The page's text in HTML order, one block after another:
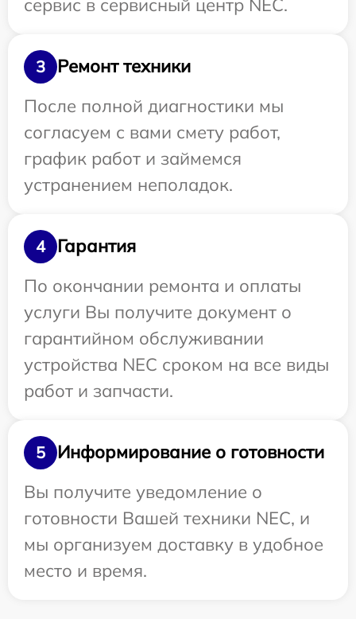
3
Ремонт техники
После полной диагностики мы
согласуем с вами смету работ,
график работ и займемся
устранением неполадок.
4
Гарантия
По окончании ремонта и оплаты
услуги Вы получите документ о
гарантийном обслуживании
устройства NEC сроком на все виды
работ и запчасти.
5
Информирование о готовности
Вы получите уведомление о
готовности Вашей техники NEC, и
мы организуем доставку в удобное
место и время.